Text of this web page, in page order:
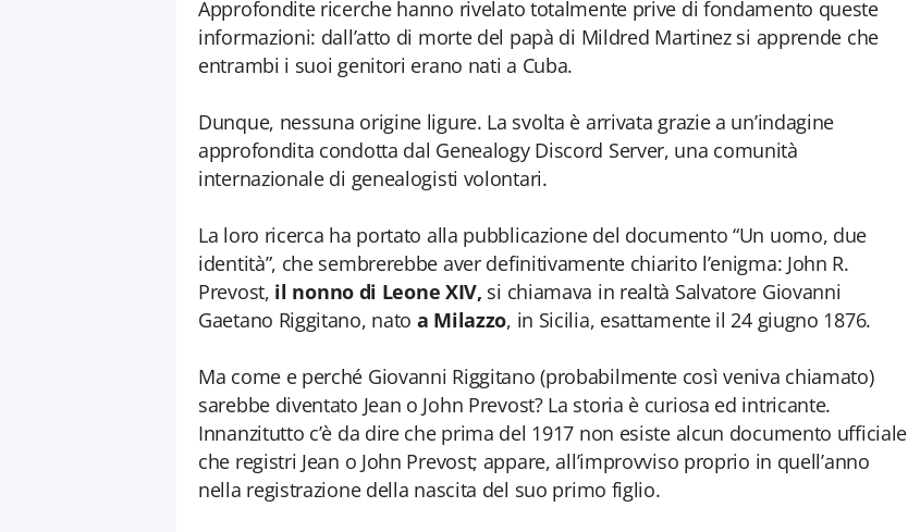
Approfondite ricerche hanno rivelato totalmente prive di fondamento queste
informazioni: dall’atto di morte del papà di Mildred Martinez si apprende che
entrambi i suoi genitori erano nati a Cuba.
Dunque, nessuna origine ligure. La svolta è arrivata grazie a un’indagine
approfondita condotta dal Genealogy Discord Server, una comunità
internazionale di genealogisti volontari.
La loro ricerca ha portato alla pubblicazione del documento “Un uomo, due
identità”, che sembrerebbe aver definitivamente chiarito l’enigma: John R.
Prevost, il nonno di Leone XIV, si chiamava in realtà Salvatore Giovanni
Gaetano Riggitano, nato a Milazzo, in Sicilia, esattamente il 24 giugno 1876.
Ma come e perché Giovanni Riggitano (probabilmente così veniva chiamato)
sarebbe diventato Jean o John Prevost? La storia è curiosa ed intricante.
Innanzitutto c’è da dire che prima del 1917 non esiste alcun documento ufficiale
che registri Jean o John Prevost; appare, all’improvviso proprio in quell’anno
nella registrazione della nascita del suo primo figlio.